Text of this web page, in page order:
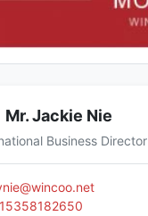
Mr. Jackie Nie
Business Director